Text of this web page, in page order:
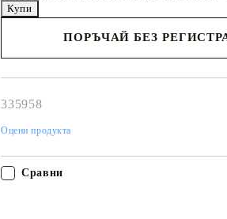
ПОРЪЧАЙ БЕЗ
335958
Оцени продукта
Сравни